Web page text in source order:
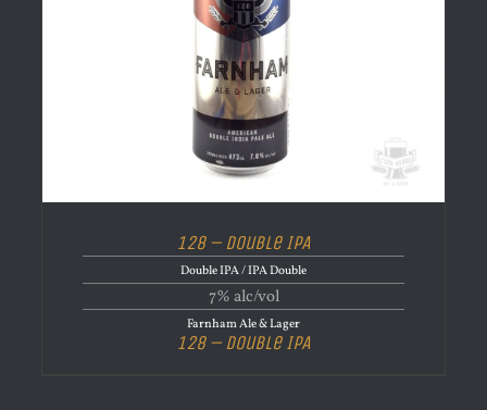
128 – Double IPA
Double IPA / IPA Double
7% alc/vol
Farnham Ale & Lager
128 – Double IPA